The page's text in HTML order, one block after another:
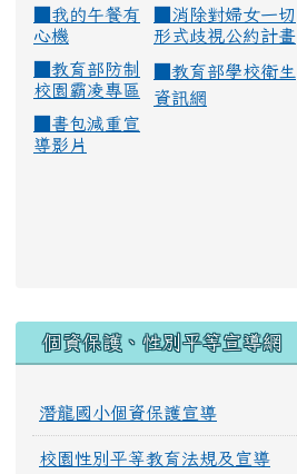
我的午餐有
心機
消除對婦女一切
形式歧視公約計畫
教育部防制
校園霸凌專區
教育部學校衛生
資訊網
書包減重宣
導影片
個資保護、性別平等宣導網
潛龍國小個資保護宣導
校園性別平等教育法規及宣導